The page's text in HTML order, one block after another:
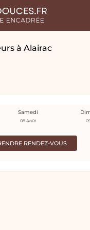
à Alairac
RENDEZ-VOUS
Samedi
08 Août